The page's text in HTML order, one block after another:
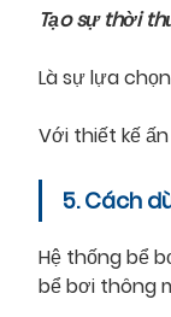
Tạo sự thời
Là sự lựa
Với thiết kế
5. Cách
Hệ thống bể
bể bơi thông